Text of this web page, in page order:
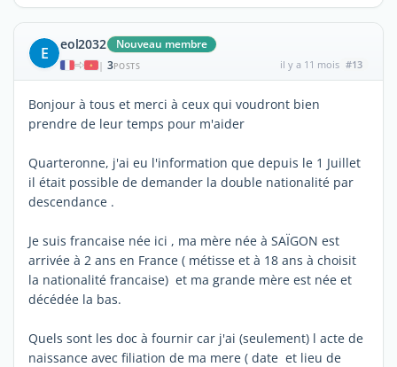
E eol2032 Nouveau membre
| 3POSTS il y a 11 mois #13
Bonjour à tous et merci à ceux qui voudront bien
prendre de leur temps pour m'aider
Quarteronne, j'ai eu l'information que depuis le 1 Juillet
il était possible de demander la double nationalité par
descendance .
Je suis francaise née ici , ma mère née à SAÏGON est
arrivée à 2 ans en France ( métisse et à 18 ans à choisit
la nationalité francaise) et ma grande mère est née et
décédée la bas.
Quels sont les doc à fournir car j'ai (seulement) l acte de
naissance avec filiation de ma mere ( date et lieu de